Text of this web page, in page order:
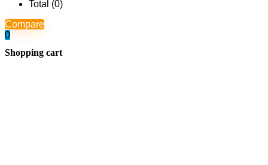
Total (0)
Compare
0
Shopping cart